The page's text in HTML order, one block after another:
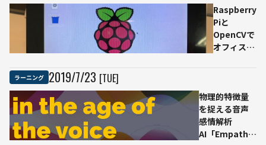
Raspberry
Piと
OpenCVで
オフィスの
ラーニング 2019/7/23 [TUE]
物理的特徴量
を捉える音声
感情解析
AI「Empath」